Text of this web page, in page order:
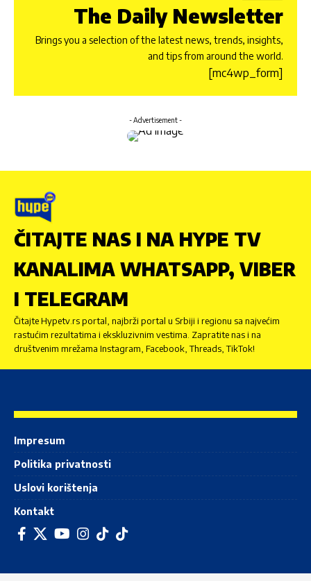
The Daily Newsletter
Brings you a selection of the latest news, trends, insights,
and tips from around the world.
[mc4wp_form]
- Advertisement -
ČITAJTE NAS I NA HYPE TV
KANALIMA WHATSAPP, VIBER
I TELEGRAM
Čitajte Hypetv.rs portal, najbrži portal u Srbiji i regionu sa najvećim
rastućim rezultatima i ekskluzivnim vestima. Zapratite nas i na
društvenim mrežama Instagram, Facebook, Threads, TikTok!
Impresum
Politika privatnosti
Uslovi korištenja
Kontakt